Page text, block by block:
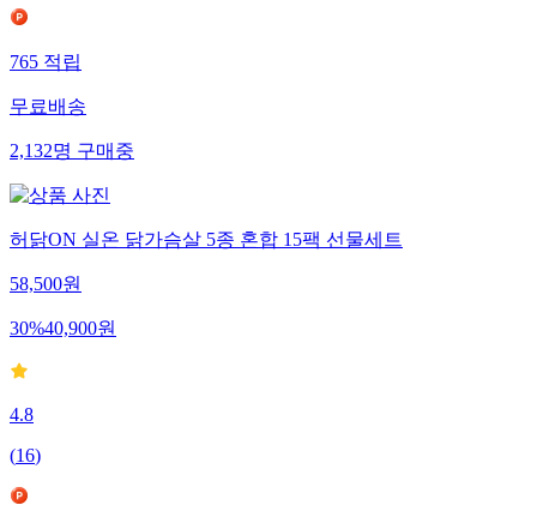
765적립
무료배송
2,132명구매중
허닭ON 실온 닭가슴살 5종 혼합 15팩 선물세트
58,500원
30%40,900원
4.8
(16)